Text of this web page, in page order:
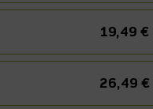
19,49 €
26,49 €